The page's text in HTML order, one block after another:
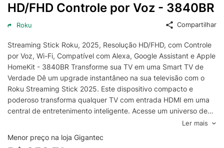
HD/FHD Controle por Voz - 3840BR
Roku Compartilhar
Streaming Stick Roku, 2025, Resolução HD/FHD, com Controle
por Voz, Wi-Fi, Compatível com Alexa, Google Assistant e Apple
HomeKit - 3840BR Transforme sua TV em uma Smart TV de
Verdade Dê um upgrade instantâneo na sua televisão com o
Roku Streaming Stick 2025. Este dispositivo compacto e
poderoso transforma qualquer TV com entrada HDMI em uma
central de entretenimento inteligente. Acesse um universo de
filmes, séries, esportes e notícias de forma rápida e intuitiva.
Chega de complicações, basta conectar para começar a
aproveitar o melhor do streaming. Streaming de Alta
Ler mais
Menor preço na loja Gigantec